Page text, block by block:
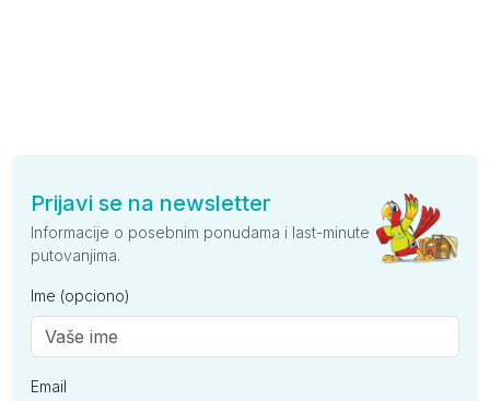
Prijavi se na newsletter
Informacije o posebnim ponudama i last-minute
putovanjima.
Ime (opciono)
Email